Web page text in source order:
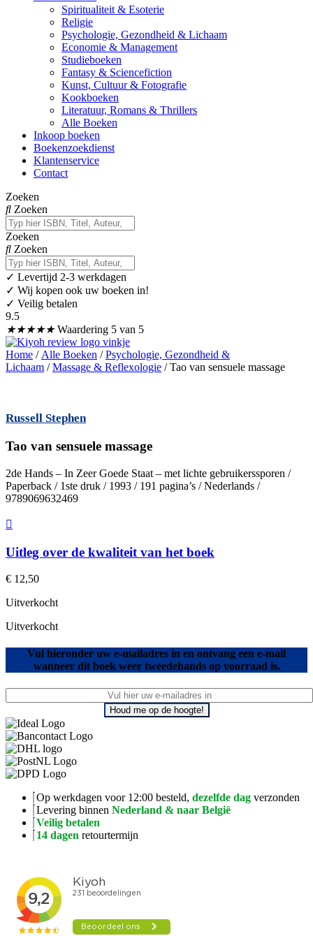
Spiritualiteit & Esoterie
Religie
Psychologie, Gezondheid & Lichaam
Economie & Management
Studieboeken
Fantasy & Sciencefiction
Kunst, Cultuur & Fotografie
Kookboeken
Literatuur, Romans & Thrillers
Alle Boeken
Inkoop boeken
Boekenzoekdienst
Klantenservice
Contact
Zoeken
Zoeken
Zoeken
Zoeken
✓ Levertijd 2-3 werkdagen
✓ Wij kopen ook uw boeken in!
✓ Veilig betalen
9.5
★★★★★ Waardering 5 van 5
Home / Alle Boeken /Psychologie, Gezondheid &
Lichaam /Massage & Reflexologie / Tao van sensuele massage
Russell Stephen
Tao van sensuele massage
2de Hands – In Zeer Goede Staat – met lichte gebruikerssporen /
Paperback / 1ste druk / 1993 / 191 pagina’s / Nederlands /
9789069632469
Uitleg over de kwaliteit van het boek
€ 12,50
Uitverkocht
Uitverkocht
Vul hieronder uw e-mailadres in en ontvang een e-mail
wanneer dit boek weer tweedehands op voorraad is.
Houd me op de hoogte!
Op werkdagen voor 12:00 besteld, dezelfde dag verzonden
Levering binnen Nederland & naar België
Veilig betalen
14 dagen retourtermijn